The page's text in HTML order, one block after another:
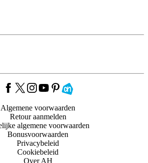
Algemene voorwaarden
Retour aanmelden
algemene voorwaarden
Bonusvoorwaarden
Privacybeleid
Cookiebeleid
Over AH